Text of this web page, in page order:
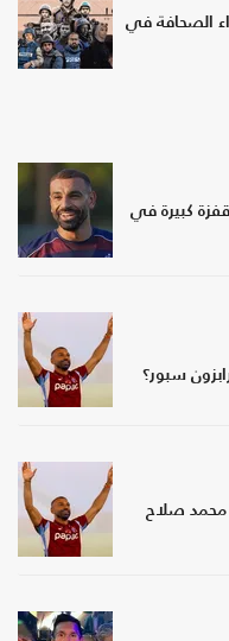
الصحافة في
كبيرة في
سبور؟
محمد صلاح